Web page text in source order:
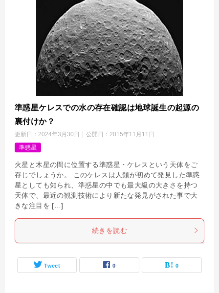
準惑星ケレスでの水の存在確認は地球誕生の起源の
裏付けか？
更新日： 2024年3月30日 公開日： 2015年11月11日
準惑星
火星と木星の間に位置する準惑星・ケレスという天体をご
存じでしょうか。 このケレスは人類が初めて発見した準惑
星としても知られ、準惑星の中でも最大級の大きさを持つ
天体で、最近の観測技術により新たな発見がされた事で大
きな注目を […]
続きを読む
Tweet 0 0